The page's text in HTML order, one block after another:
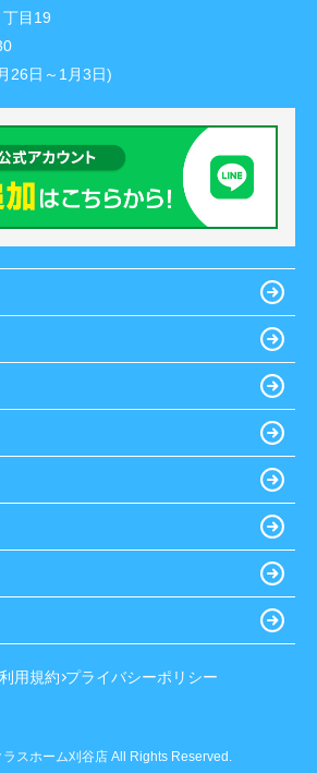
目19
26日～1月3日)
利用規約 プライバシーポリシー
スホーム刈谷店 All Rights Reserved.